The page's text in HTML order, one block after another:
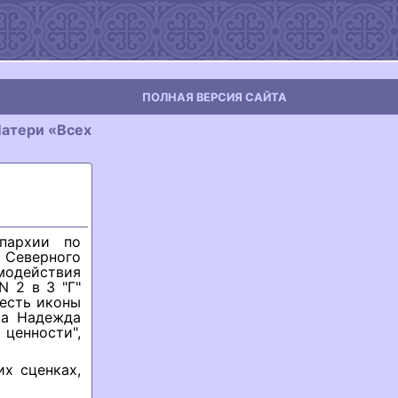
ПОЛНАЯ ВЕРСИЯ САЙТА
«Всех
по
N 2 в 3 "Г"
иконы
Надежда
сценках,